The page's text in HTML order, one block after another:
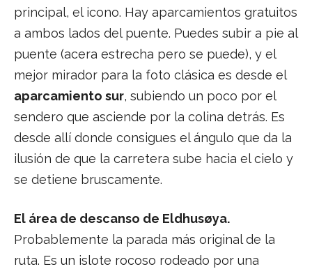
principal, el icono. Hay aparcamientos gratuitos
a ambos lados del puente. Puedes subir a pie al
puente (acera estrecha pero se puede), y el
mejor mirador para la foto clásica es desde el
aparcamiento sur, subiendo un poco por el
sendero que asciende por la colina detrás. Es
desde allí donde consigues el ángulo que da la
ilusión de que la carretera sube hacia el cielo y
se detiene bruscamente.
El área de descanso de Eldhusøya.
Probablemente la parada más original de la
ruta. Es un islote rocoso rodeado por una